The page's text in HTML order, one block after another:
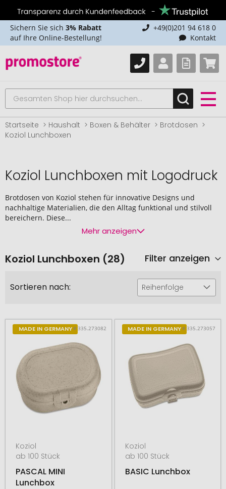
Sichern Sie sich 3% Rabatt
auf Ihre Online-Bestellung!
+49(0)201 94 618 0
Kontakt
Startseite Haushalt Boxen & Behälter
Brotdosen
Koziol Lunchboxen
Koziol Lunchboxen mit Logodruck
Brotdosen von Koziol stehen für innovative Designs und
nachhaltige Materialien, die den Alltag funktional und stilvoll
bereichern. Diese...
Mehr anzeigen
Koziol Lunchboxen (28) Filter anzeigen
Sortieren nach: Reihenfolge
MADE IN GERMANY# 335.273082
Koziol
ab 100 Stück
PASCAL MINI
Lunchbox
MADE IN GERMANY# 335.273057
Koziol
ab 100 Stück
BASIC Lunchbox